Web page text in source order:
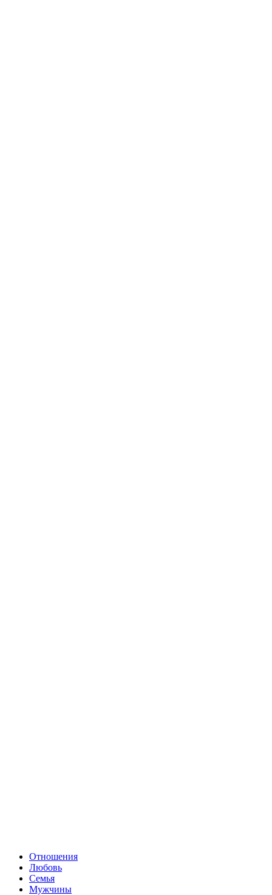
Отношения
Любовь
Семья
Мужчины